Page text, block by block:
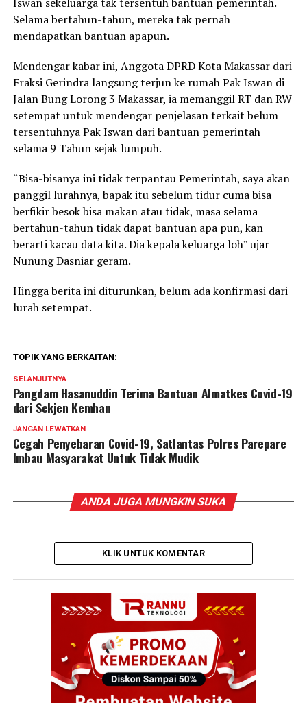
Selama bertahun-tahun, mereka tak pernah
mendapatkan bantuan apapun.
Mendengar kabar ini, Anggota DPRD Kota Makassar dari
Fraksi Gerindra langsung terjun ke rumah Pak Iswan di
Jalan Bung Lorong 3 Makassar, ia memanggil RT dan RW
setempat untuk mendengar penjelasan terkait belum
tersentuhnya Pak Iswan dari bantuan pemerintah
selama 9 Tahun sejak lumpuh.
“Bisa-bisanya ini tidak terpantau Pemerintah, saya akan
panggil lurahnya, bapak itu sebelum tidur cuma bisa
berfikir besok bisa makan atau tidak, masa selama
bertahun-tahun tidak dapat bantuan apa pun, kan
berarti kacau data kita. Dia kepala keluarga loh” ujar
Nunung Dasniar geram.
Hingga berita ini diturunkan, belum ada konfirmasi dari
lurah setempat.
TOPIK YANG BERKAITAN:
SELANJUTNYA
Pangdam Hasanuddin Terima Bantuan Almatkes Covid-19
dari Sekjen Kemhan
JANGAN LEWATKAN
Cegah Penyebaran Covid-19, Satlantas Polres Parepare
Imbau Masyarakat Untuk Tidak Mudik
ANDA JUGA MUNGKIN SUKA
KLIK UNTUK KOMENTAR